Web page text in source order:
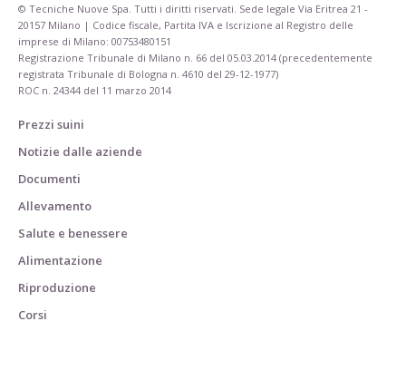
© Tecniche Nuove Spa. Tutti i diritti riservati. Sede legale Via Eritrea 21 -
20157 Milano | Codice fiscale, Partita IVA e Iscrizione al Registro delle
imprese di Milano: 00753480151
Registrazione Tribunale di Milano n. 66 del 05.03.2014 (precedentemente
registrata Tribunale di Bologna n. 4610 del 29-12-1977)
ROC n. 24344 del 11 marzo 2014
Prezzi suini
Notizie dalle aziende
Documenti
Allevamento
Salute e benessere
Alimentazione
Riproduzione
Corsi